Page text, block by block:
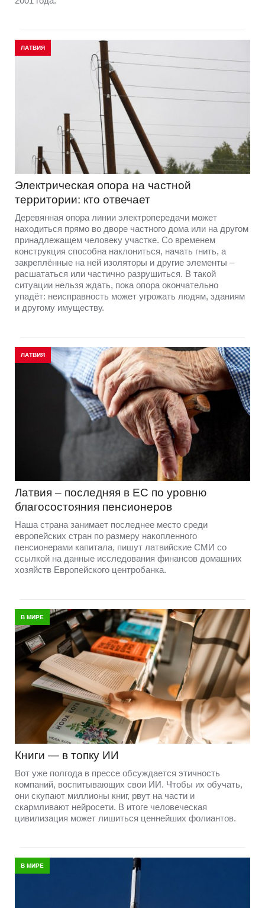
ЛАТВИЯ
Электрическая опора на частной
территории: кто отвечает
Деревянная опора линии электропередачи может
находиться прямо во дворе частного дома или на другом
принадлежащем человеку участке. Со временем
конструкция способна наклониться, начать гнить, а
закреплённые на ней изоляторы и другие элементы –
расшататься или частично разрушиться. В такой
ситуации нельзя ждать, пока опора окончательно
упадёт: неисправность может угрожать людям, зданиям
и другому имуществу.
ЛАТВИЯ
Латвия – последняя в ЕС по уровню
благосостояния пенсионеров
Наша страна занимает последнее место среди
европейских стран по размеру накопленного
пенсионерами капитала, пишут латвийские СМИ со
ссылкой на данные исследования финансов домашних
хозяйств Европейского центробанка.
В МИРЕ
Книги — в топку ИИ
Вот уже полгода в прессе обсуждается этичность
компаний, воспитывающих свои ИИ. Чтобы их обучать,
они скупают миллионы книг, рвут на части и
скармливают нейросети. В итоге человеческая
цивилизация может лишиться ценнейших фолиантов.
В МИРЕ